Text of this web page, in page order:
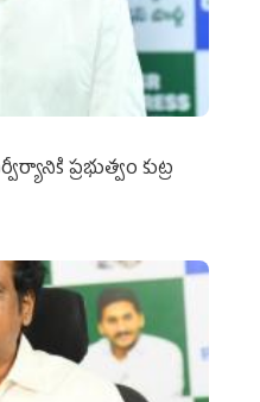
ప్రభుత్వం కుట్ర